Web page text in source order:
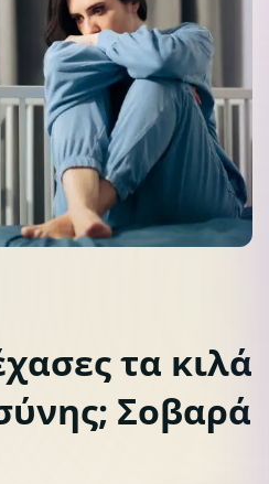
τα κιλά
Σοβαρά